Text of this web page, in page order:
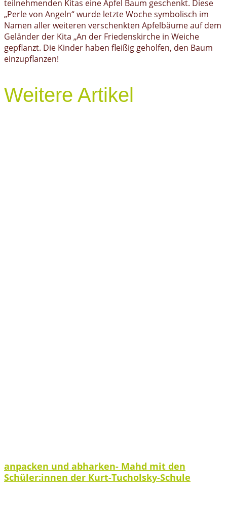
teilnehmenden Kitas eine Apfel Baum geschenkt. Diese
„Perle von Angeln“ wurde letzte Woche symbolisch im
Namen aller weiteren verschenkten Apfelbäume auf dem
Geländer der Kita „An der Friedenskirche in Weiche
gepflanzt. Die Kinder haben fleißig geholfen, den Baum
einzupflanzen!
Weitere Artikel
anpacken und abharken- Mahd mit den
Schüler:innen der Kurt-Tucholsky-Schule